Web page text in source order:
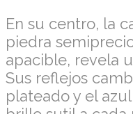
En su centro, la
piedra
apacible, revela
Sus reflejos
plateado y el